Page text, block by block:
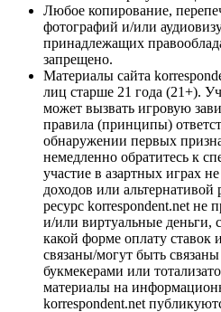
Любое копирование,
фотографий и/или
принадлежащих
запрещено.
Материалы сайта
лиц старше 21 года (21+).
может вызвать игровую
правила (принципы)
обнаружении первых
немедленно обратитесь к
участие в азартных играх
доходов или
ресурс korrespondent.net не
и/или виртуальные деньги,
какой форме оплату ставок
связаны/могут быть
букмекерами или
материалы на
korrespondent.net